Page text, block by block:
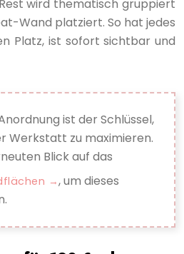
wird thematisch gruppiert
Wand platziert. So hat jedes
Platz, ist sofort sichtbar und
ist der Schlüssel,
Werkstatt zu maximieren.
Blick auf das
, um dieses